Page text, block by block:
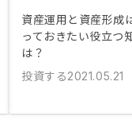
資産運用と資産形成
っておきたい役立つ
は？
投資する2021.05.21